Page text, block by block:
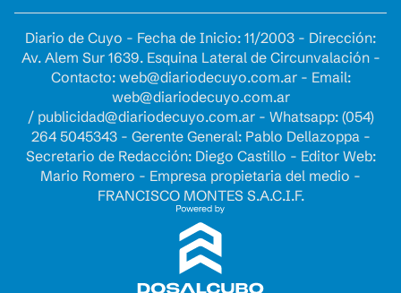
Diario de Cuyo - Fecha de Inicio: 11/2003 - Dirección:
Av. Alem Sur 1639. Esquina Lateral de Circunvalación -
Contacto: web@diariodecuyo.com.ar- Email:
web@diariodecuyo.com.ar
/ publicidad@diariodecuyo.com.ar- Whatsapp: (054)
264 5045343 - Gerente General: Pablo Dellazoppa -
Secretario de Redacción: Diego Castillo - Editor Web:
Mario Romero - Empresa propietaria del medio -
FRANCISCO MONTES S.A.C.I.F.